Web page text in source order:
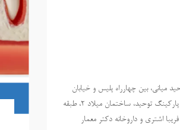
میانی، بین چهارراه پلیس و خیابان
مهرداد، رو به روی پارکینگ توحید، ساختمان میلاد ٢، طبقه
اشتری و داروخانه دکتر معمار